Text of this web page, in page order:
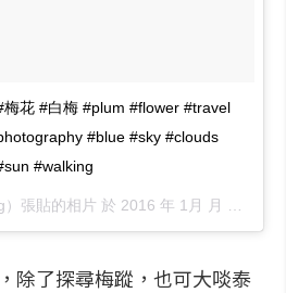
花 #白梅 #plum #flower #travel
#blue #sky #clouds
#walking
張貼的相片 於 2016 年 1月 月 16 5:09上午 PST
除了探尋梅蹤，也可大啖泰